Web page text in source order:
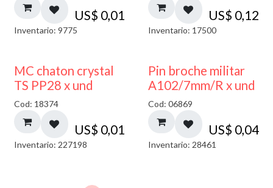
US$ 0,01
Inventario: 9775
US$ 0,12
Inventario: 17500
MC chaton crystal
TS PP28 x und
Cod: 18374
US$ 0,01
Inventario: 227198
Pin broche militar
A102/7mm/R x und
Cod: 06869
US$ 0,04
Inventario: 28461